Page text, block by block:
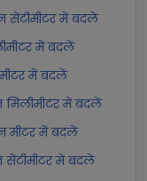
सेंटीमीटर में बदलें
में बदलें
में बदलें
मिलीमीटर में बदलें
मीटर में बदलें
सेंटीमीटर में बदलें